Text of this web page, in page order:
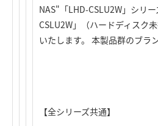
NAS"「LHD-CSLU2W」シリ
CSLU2W」（ハードディスク
いたします。 本製品群のブラ
【全シリーズ共通】